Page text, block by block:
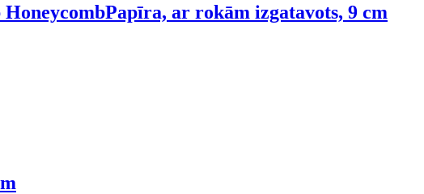
HoneycombPapīra, ar rokām izgatavots, 9 cm